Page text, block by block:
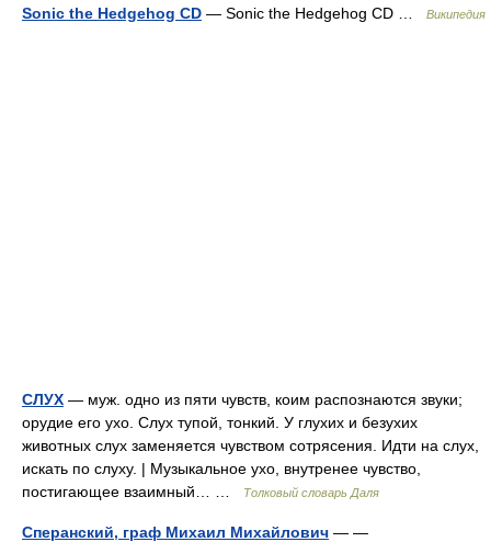
Sonic the Hedgehog CD — Sonic the Hedgehog CD … Википедия
СЛУХ — муж. одно из пяти чувств, коим распознаются звуки;
орудие его ухо. Слух тупой, тонкий. У глухих и безухих
животных слух заменяется чувством сотрясения. Идти на слух,
искать по слуху. | Музыкальное ухо, внутренее чувство,
постигающее взаимный… …
Толковый словарь Даля
Сперанский, граф Михаил Михайлович — —